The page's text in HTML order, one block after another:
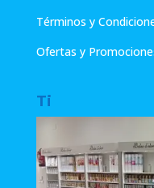
Términos y
Ofertas y
Ti